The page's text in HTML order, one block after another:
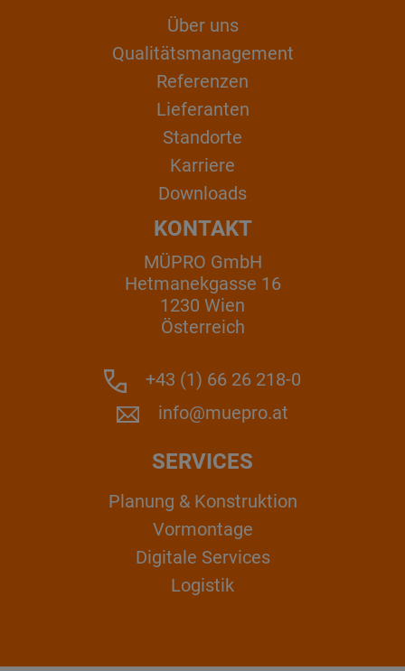
Über uns
Qualitätsmanagement
Referenzen
Lieferanten
Standorte
Karriere
Downloads
KONTAKT
MÜPRO GmbH
Hetmanekgasse 16
1230 Wien
Österreich
+43 (1) 66 26 218-0
info@muepro.at
SERVICES
Planung & Konstruktion
Vormontage
Digitale Services
Logistik